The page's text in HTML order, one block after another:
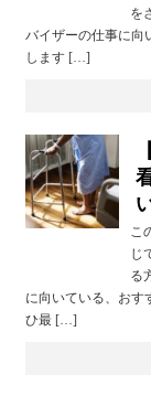
を
バイザーの仕事に向
します […]
こ
じ
る
に向いている、おす
ひ最 […]